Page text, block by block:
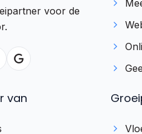
voor de
van